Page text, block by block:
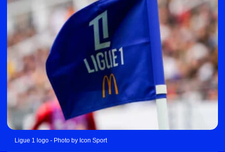
Ligue 1 logo - Photo by Icon Sport